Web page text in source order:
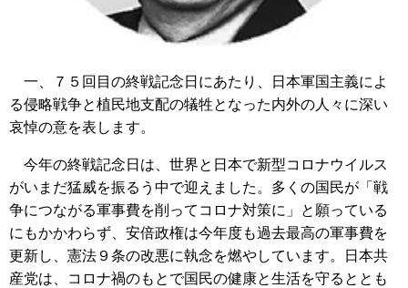
一、７５回目の終戦記念日にあたり、日本軍国主義によ
る侵略戦争と植民地支配の犠牲となった内外の人々に深い
哀悼の意を表します。
今年の終戦記念日は、世界と日本で新型コロナウイルス
がいまだ猛威を振るう中で迎えました。多くの国民が「戦
争につながる軍事費を削ってコロナ対策に」と願っている
にもかかわらず、安倍政権は今年度も過去最高の軍事費を
更新し、憲法９条の改悪に執念を燃やしています。日本共
産党は、コロナ禍のもとで国民の健康と生活を守るととも